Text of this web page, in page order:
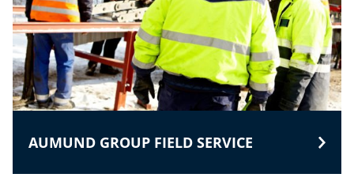
AUMUND GROUP FIELD SERVICE